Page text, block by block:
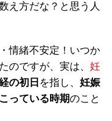
え方だな？と思う人
情緒不安定！いつか
のですが、実は、 妊
の初日 を指し、 妊娠
っている時期のこと